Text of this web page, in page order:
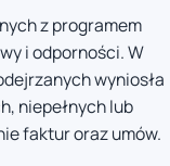
z programem
i odporności. W
wyniosła
niepełnych lub
faktur oraz umów.